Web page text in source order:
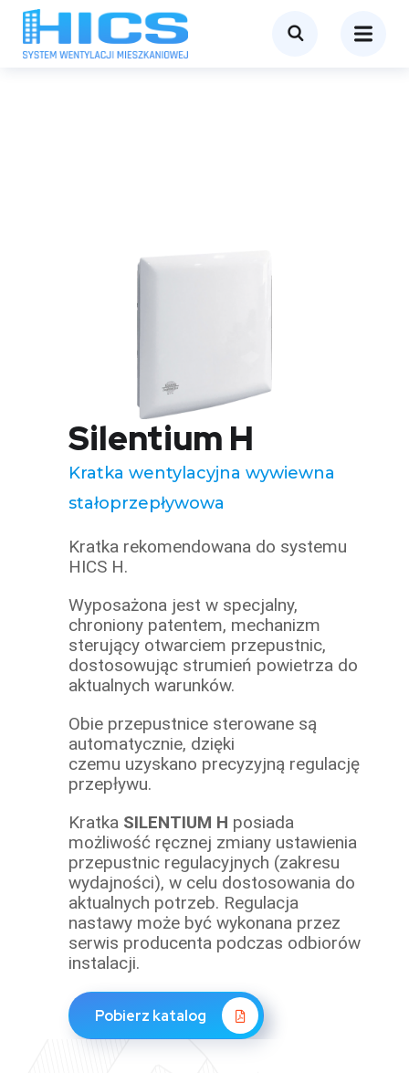
Silentium H
Kratka wentylacyjna wywiewna
stałoprzepływowa
Kratka rekomendowana do systemu
HICS H.
Wyposażona jest w specjalny,
chroniony patentem, mechanizm
sterujący otwarciem przepustnic,
dostosowując strumień powietrza do
aktualnych warunków.
Obie przepustnice sterowane są
automatycznie, dzięki
czemu uzyskano precyzyjną regulację
przepływu.
Kratka SILENTIUM H posiada
możliwość ręcznej zmiany ustawienia
przepustnic regulacyjnych (zakresu
wydajności), w celu dostosowania do
aktualnych potrzeb. Regulacja
nastawy może być wykonana przez
serwis producenta podczas odbiorów
instalacji.
Pobierz katalog